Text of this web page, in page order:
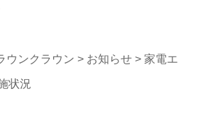
ウンクラウン > お知らせ> 家電エ
状況